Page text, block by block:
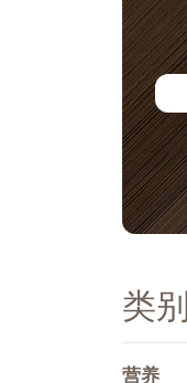
类别
营养